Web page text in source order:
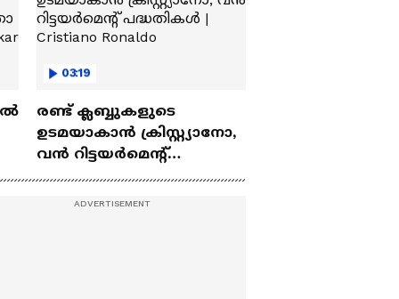
|
03:19
രണ്ട്‌ ക്ലബ്ബുകളുടെ
ഉടമയാകാന്‍ ക്രിസ്റ്റ്യാനോ,
വന്‍ റിട്ടയര്‍മെന്റ്‌
പദ്ധതികള്‍ | Cristiano